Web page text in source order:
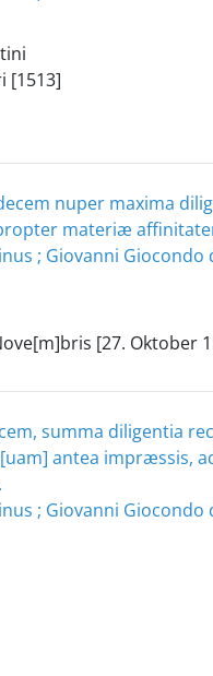
[1513]
decem nuper maxima
materiæ
; Giovanni Giocondo
[27. Oktober
summa diligentia
antea impræssis,
; Giovanni Giocondo